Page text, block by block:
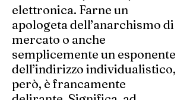
elettronica. Farne un
apologeta dell’anarchismo di
mercato o anche
semplicemente un esponente
dell’indirizzo individualistico,
però, è francamente